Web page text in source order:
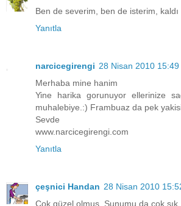
Ben de severim, ben de isterim, kaldı
Yanıtla
narcicegirengi 28 Nisan 2010 15:49
Merhaba mine hanim
Yine harika gorunuyor ellerinize
muhalebiye.:) Frambuaz da pek
Sevde
www.narcicegirengi.com
Yanıtla
çeşnici Handan 28 Nisan 2010
Çok güzel olmuş. Sunumu da çok şık.